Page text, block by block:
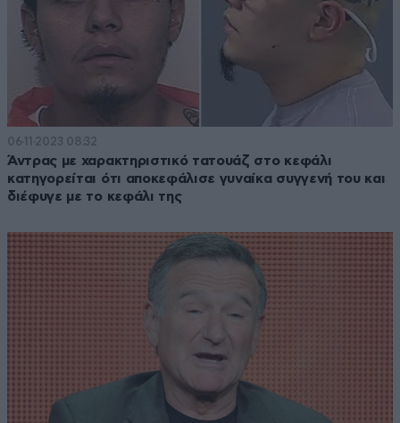
06·11·2023 08:32
Άντρας με χαρακτηριστικό τατουάζ στο κεφάλι
κατηγορείται ότι αποκεφάλισε γυναίκα συγγενή του και
διέφυγε με το κεφάλι της